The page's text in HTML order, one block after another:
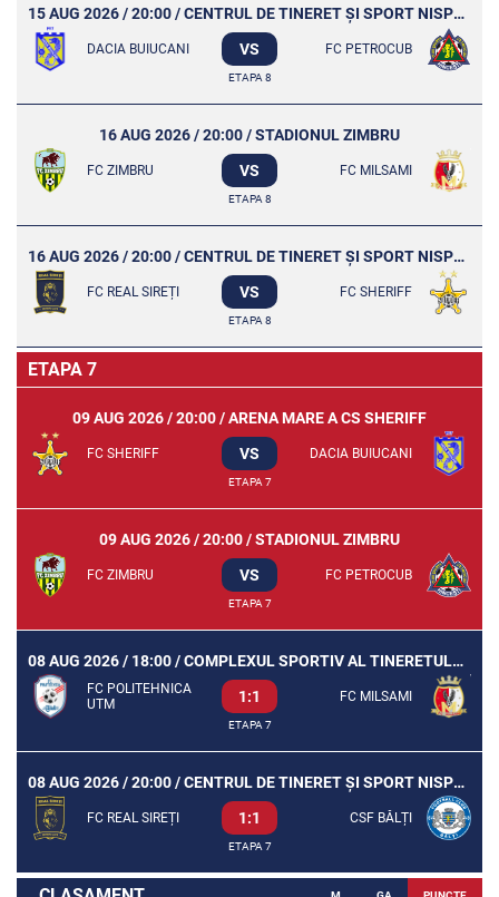
15 AUG 2026 / 20:00 / CENTRUL DE TINERET ȘI SPORT NISPORENI
DACIA BUIUCANI VS FC PETROCUB
ETAPA 8
16 AUG 2026 / 20:00 / STADIONUL ZIMBRU
FC ZIMBRU VS FC MILSAMI
ETAPA 8
16 AUG 2026 / 20:00 / CENTRUL DE TINERET ȘI SPORT NISPORENI
FC REAL SIREȚI VS FC SHERIFF
ETAPA 8
ETAPA 7
09 AUG 2026 / 20:00 / ARENA MARE A CS SHERIFF
FC SHERIFF VS DACIA BUIUCANI
ETAPA 7
09 AUG 2026 / 20:00 / STADIONUL ZIMBRU
FC ZIMBRU VS FC PETROCUB
ETAPA 7
08 AUG 2026 / 18:00 / COMPLEXUL SPORTIV AL TINERETULUI UTM
FC POLITEHNICA
UTM
1:1 FC MILSAMI
ETAPA 7
08 AUG 2026 / 20:00 / CENTRUL DE TINERET ȘI SPORT NISPORENI
FC REAL SIREȚI 1:1 CSF BĂLȚI
ETAPA 7